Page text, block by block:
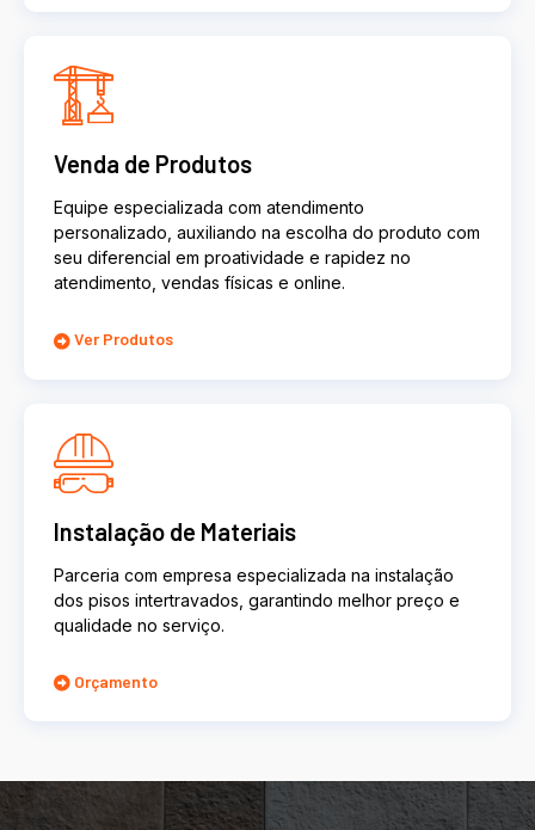
Venda de Produtos
Equipe especializada com atendimento
personalizado, auxiliando na escolha do produto com
seu diferencial em proatividade e rapidez no
atendimento, vendas físicas e online.
Ver Produtos
Instalação de Materiais
Parceria com empresa especializada na instalação
dos pisos intertravados, garantindo melhor preço e
qualidade no serviço.
Orçamento